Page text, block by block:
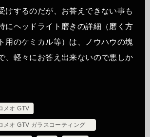
けするのだが、お答えできない事も
にヘッドライト磨きの詳細（磨く方
用のケミカル等）は、ノウハウの塊
、軽々にお答え出来ないので悪しか
メオ GTV
メオ GTV ガラスコーティング